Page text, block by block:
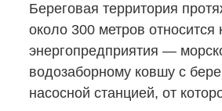
Береговая территория
около 300 метров относится
энергопредприятия —
водозаборному ковшу с
насосной станцией, от